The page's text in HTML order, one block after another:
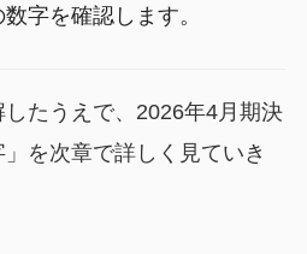
字を確認します。
たうえで、2026年4月期決
を次章で詳しく見ていき